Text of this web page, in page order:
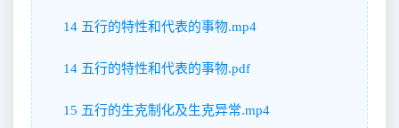
14 五行的特性和代表的事物.mp4
14 五行的特性和代表的事物.pdf
15 五行的生克制化及生克异常.mp4